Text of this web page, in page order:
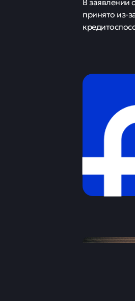
принято из-